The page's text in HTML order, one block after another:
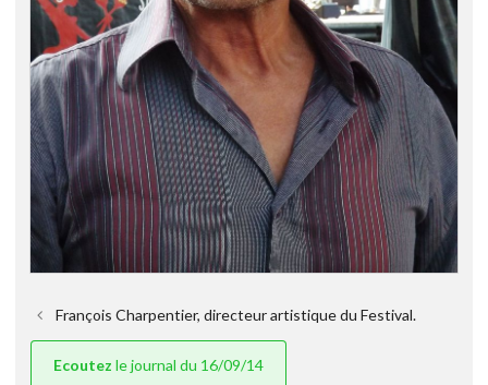
François Charpentier, directeur artistique du Festival.
Ecoutez le journal du 16/09/14